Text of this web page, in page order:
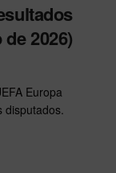
2026)
Europa
disputados.